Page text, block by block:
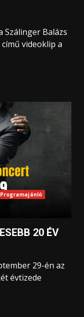
Balázs
videoklip a
Programajánló
20 ÉV
29-én az
évtizede